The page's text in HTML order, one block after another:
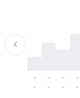
-
-
-
-
-
-
-
-